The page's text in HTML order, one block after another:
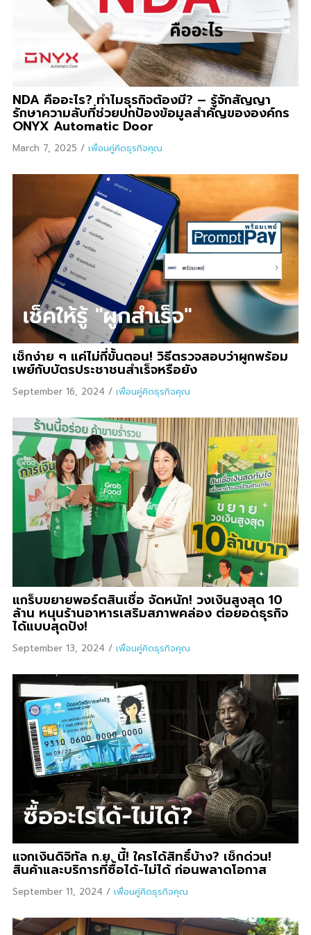
NDA คืออะไร? ทำไมธุรกิจต้องมี? – รู้จักสัญญา
รักษาความลับที่ช่วยปกป้องข้อมูลสำคัญขององค์กร
ONYX Automatic Door
March 7, 2025 / เพื่อนคู่คิดธุรกิจคุณ
เช็กง่าย ๆ แค่ไม่กี่ขั้นตอน! วิธีตรวจสอบว่าผูกพร้อม
เพย์กับบัตรประชาชนสำเร็จหรือยัง
September 16, 2024 / เพื่อนคู่คิดธุรกิจคุณ
แกร็บขยายพอร์ตสินเชื่อ จัดหนัก! วงเงินสูงสุด 10
ล้าน หนุนร้านอาหารเสริมสภาพคล่อง ต่อยอดธุรกิจ
ได้แบบสุดปัง!
September 13, 2024 / เพื่อนคู่คิดธุรกิจคุณ
แจกเงินดิจิทัล ก.ย. นี้! ใครได้สิทธิ์บ้าง? เช็กด่วน!
สินค้าและบริการที่ซื้อได้-ไม่ได้ ก่อนพลาดโอกาส
September 11, 2024 / เพื่อนคู่คิดธุรกิจคุณ